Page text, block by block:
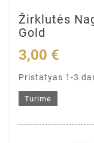
Žirklutės
Gold
3,00 €
Pristatyas 1-3
Turime